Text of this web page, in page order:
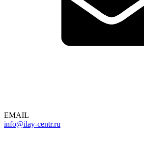
EMAIL
info@ilay-centr.ru